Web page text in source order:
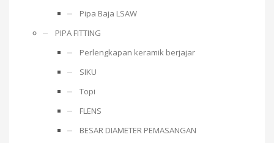
Pipa Baja LSAW
PIPA FITTING
Perlengkapan keramik berjajar
SIKU
Topi
FLENS
BESAR DIAMETER PEMASANGAN